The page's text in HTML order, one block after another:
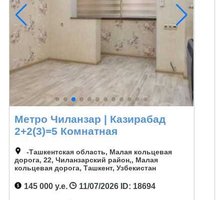
Метро Чиланзар | Казирабад
2+2(3)=5 Комнатная
-Ташкентская область, Малая кольцевая
дорога, 22, Чиланзарский район,, Малая
кольцевая дорога, Ташкент, Узбекистан
145 000 у.е. 11/07/2026ID: 18694